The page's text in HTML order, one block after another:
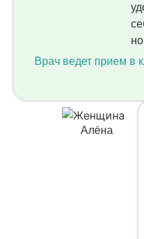
Врач ведет прием в
Алёна